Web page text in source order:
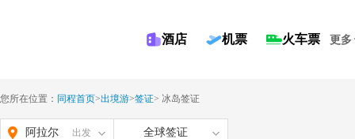
酒店 机票 火车票 更多
您所在位置： 同程首页>出境游>签证> 冰岛签证
阿拉尔 出发 全球签证